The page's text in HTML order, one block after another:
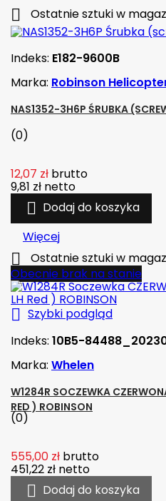
 Ostatnie sztuki w
Indeks: E182-9600B
Marka: Robinson
NAS1352-3H6P ŚRUBKA
(0)
12,07 zł brutto
9,81 zł netto
 Dodaj do koszyka
Więcej

Ostatnie sztuki w
Obecnie brak na stanie
 Szybki podgląd
Indeks: 10B5-
Marka: Whelen
W1284R SOCZEWKA
RED ) ROBINSON
(0)
555,00 zł brutto
451,22 zł netto
 Dodaj do koszyka